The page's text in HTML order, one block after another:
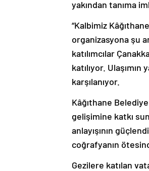
yakından tanıma
“Kalbimiz
organizasyona şu
katılımcılar
katılıyor.
karşılanıyor.
Kâğıthane
gelişimine katkı
anlayışının
coğrafyanın
Gezilere katılan